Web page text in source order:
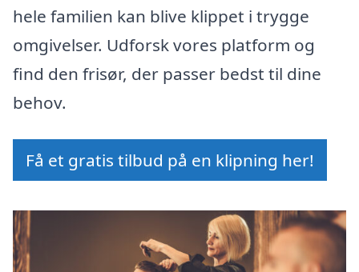
hele familien kan blive klippet i trygge
omgivelser. Udforsk vores platform og
find den frisør, der passer bedst til dine
behov.
Få et gratis tilbud på en klipning her!